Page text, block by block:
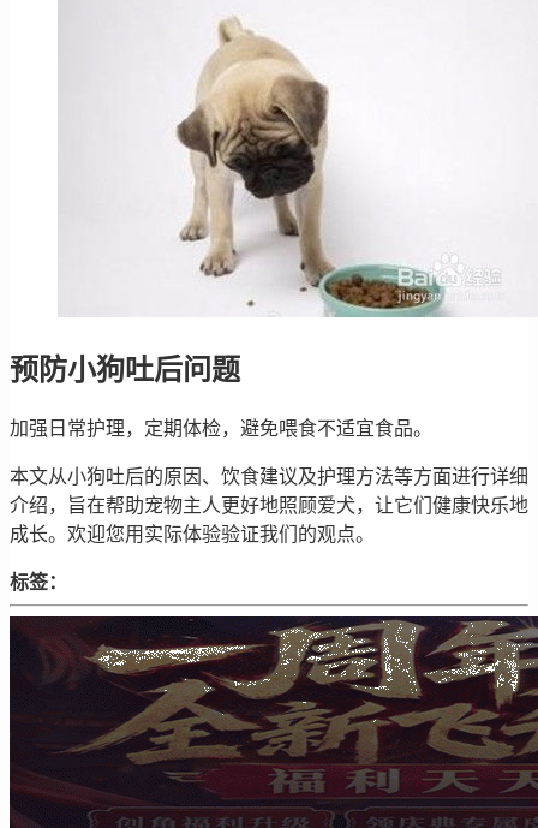
预防小狗吐后问题
加强日常护理，定期体检，避免喂食不适宜食品。
本文从小狗吐后的原因、饮食建议及护理方法等方面进行详细
介绍，旨在帮助宠物主人更好地照顾爱犬，让它们健康快乐地
成长。欢迎您用实际体验验证我们的观点。
标签：